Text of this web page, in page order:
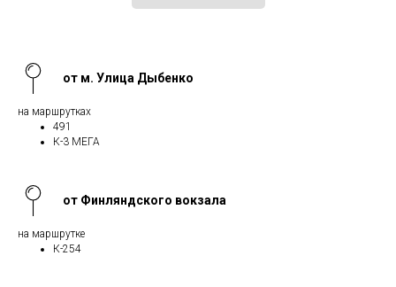
от м. Улица Дыбенко
на маршрутках
491
К-3 МЕГА
от Финляндского вокзала
на маршрутке
К-254